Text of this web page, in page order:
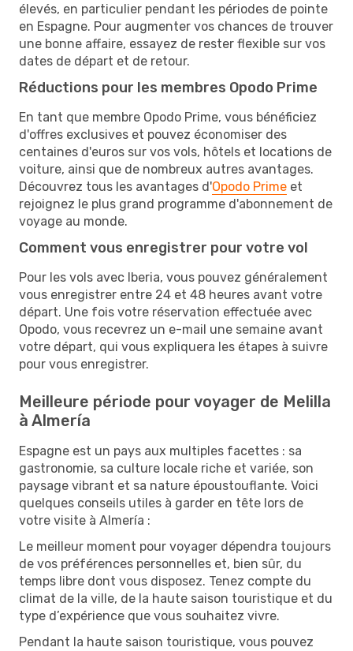
élevés, en particulier pendant les périodes de pointe
en Espagne. Pour augmenter vos chances de trouver
une bonne affaire, essayez de rester flexible sur vos
dates de départ et de retour.
Réductions pour les membres Opodo Prime
En tant que membre Opodo Prime, vous bénéficiez
d'offres exclusives et pouvez économiser des
centaines d'euros sur vos vols, hôtels et locations de
voiture, ainsi que de nombreux autres avantages.
Découvrez tous les avantages d'Opodo Prime et
rejoignez le plus grand programme d'abonnement de
voyage au monde.
Comment vous enregistrer pour votre vol
Pour les vols avec Iberia, vous pouvez généralement
vous enregistrer entre 24 et 48 heures avant votre
départ. Une fois votre réservation effectuée avec
Opodo, vous recevrez un e-mail une semaine avant
votre départ, qui vous expliquera les étapes à suivre
pour vous enregistrer.
Meilleure période pour voyager de Melilla
à Almería
Espagne est un pays aux multiples facettes : sa
gastronomie, sa culture locale riche et variée, son
paysage vibrant et sa nature époustouflante. Voici
quelques conseils utiles à garder en tête lors de
votre visite à Almería :
Le meilleur moment pour voyager dépendra toujours
de vos préférences personnelles et, bien sûr, du
temps libre dont vous disposez. Tenez compte du
climat de la ville, de la haute saison touristique et du
type d’expérience que vous souhaitez vivre.
Pendant la haute saison touristique, vous pouvez